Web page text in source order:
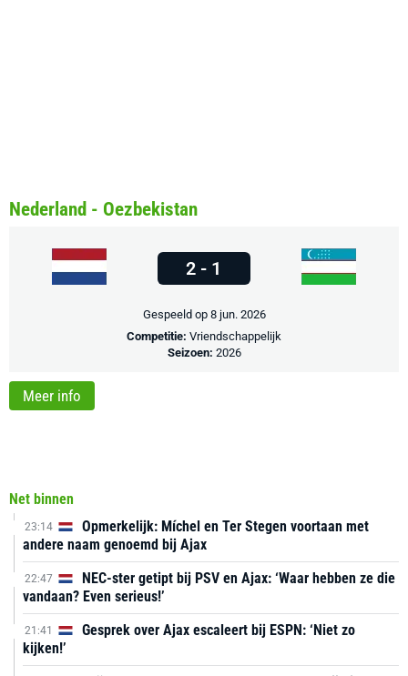
Net binnen
23:14
Opmerkelijk: Míchel en Ter Stegen voortaan met
andere naam genoemd bij Ajax
22:47
NEC-ster getipt bij PSV en Ajax: ‘Waar hebben ze die
vandaan? Even serieus!’
21:41
Gesprek over Ajax escaleert bij ESPN: ‘Niet zo
kijken!’
Nederland - Oezbekistan
2 - 1
Gespeeld op 8 jun. 2026
Competitie: Vriendschappelijk
Seizoen: 2026
Meer info